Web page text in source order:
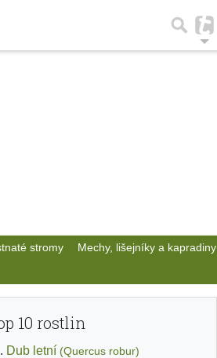
stromy Mechy, lišejníky a kapradiny
10 rostlin
Dub letní (Quercus robur)